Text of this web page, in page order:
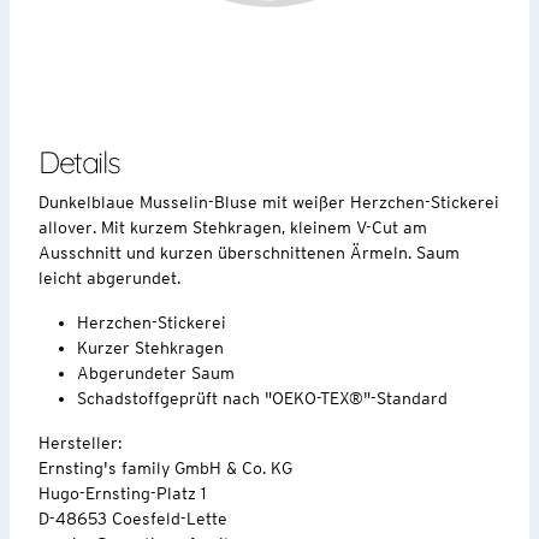
Details
Dunkelblaue Musselin-Bluse mit weißer Herzchen-Stickerei
allover. Mit kurzem Stehkragen, kleinem V-Cut am
Ausschnitt und kurzen überschnittenen Ärmeln. Saum
leicht abgerundet.
Herzchen-Stickerei
Kurzer Stehkragen
Abgerundeter Saum
Schadstoffgeprüft nach "OEKO-TEX®"-Standard
Hersteller:
Ernsting's family GmbH & Co. KG
Hugo-Ernsting-Platz 1
D-48653 Coesfeld-Lette